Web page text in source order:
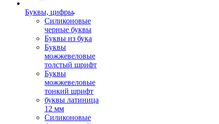
Буквы, цифры
Силиконовые
черные буквы
Буквы из бука
Буквы
можжевеловые
толстый шрифт
Буквы
можжевеловые
тонкий шрифт
буквы латиница
12 мм
Силиконовые